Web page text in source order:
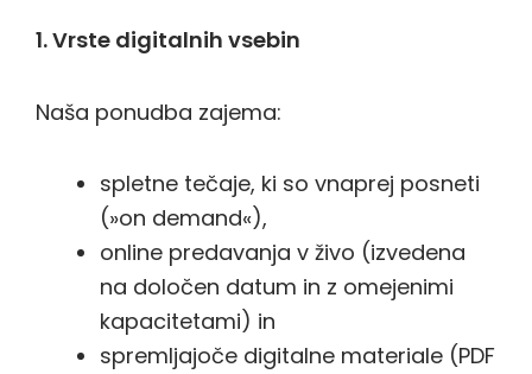
1. Vrste digitalnih vsebin
Naša ponudba zajema:
spletne tečaje, ki so vnaprej posneti
(»on demand«),
online predavanja v živo (izvedena
na določen datum in z omejenimi
kapacitetami) in
spremljajoče digitalne materiale (PDF